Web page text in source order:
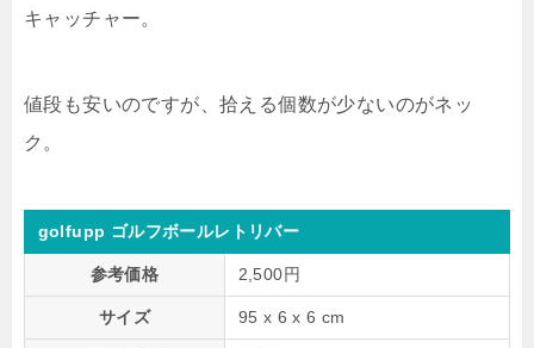
キャッチャー。
値段も安いのですが、拾える個数が少ないのがネッ
ク。
golfupp ゴルフボールレトリバー
参考価格 2,500円
サイズ 95 x 6 x 6 cm